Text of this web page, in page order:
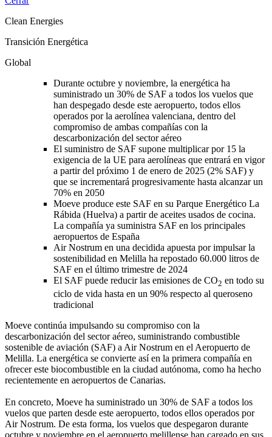
Clean Energies
Transición Energética
Global
Durante octubre y noviembre, la energética ha
suministrado un 30% de SAF a todos los vuelos que
han despegado desde este aeropuerto, todos ellos
operados por la aerolínea valenciana, dentro del
compromiso de ambas compañías con la
descarbonización del sector aéreo
El suministro de SAF supone multiplicar por 15 la
exigencia de la UE para aerolíneas que entrará en vigor
a partir del próximo 1 de enero de 2025 (2% SAF) y
que se incrementará progresivamente hasta alcanzar un
70% en 2050
Moeve produce este SAF en su Parque Energético La
Rábida (Huelva) a partir de aceites usados de cocina.
La compañía ya suministra SAF en los principales
aeropuertos de España
Air Nostrum en una decidida apuesta por impulsar la
sostenibilidad en Melilla ha repostado 60.000 litros de
SAF en el último trimestre de 2024
El SAF puede reducir las emisiones de CO2 en todo su
ciclo de vida hasta en un 90% respecto al queroseno
tradicional
Moeve continúa impulsando su compromiso con la
descarbonización del sector aéreo, suministrando combustible
sostenible de aviación (SAF) a Air Nostrum en el Aeropuerto de
Melilla. La energética se convierte así en la primera compañía en
ofrecer este biocombustible en la ciudad autónoma, como ha hecho
recientemente en aeropuertos de Canarias.
En concreto, Moeve ha suministrado un 30% de SAF a todos los
vuelos que parten desde este aeropuerto, todos ellos operados por
Air Nostrum. De esta forma, los vuelos que despegaron durante
octubre y noviembre en el aeropuerto melillense han cargado en sus